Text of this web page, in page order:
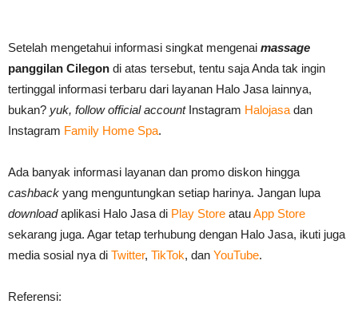
Setelah mengetahui informasi singkat mengenai massage
panggilan Cilegon di atas tersebut, tentu saja Anda tak ingin
tertinggal informasi terbaru dari layanan Halo Jasa lainnya,
bukan? yuk, follow official account Instagram Halojasa dan
Instagram Family Home Spa.
Ada banyak informasi layanan dan promo diskon hingga
cashback yang menguntungkan setiap harinya. Jangan lupa
downloadaplikasi Halo Jasa di Play Store atauApp Store
sekarang juga. Agar tetap terhubung dengan Halo Jasa, ikuti juga
media sosial nya di Twitter, TikTok, dan YouTube.
Referensi: